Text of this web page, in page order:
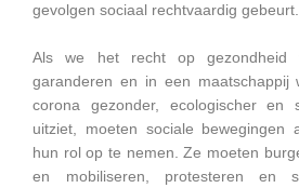
gevolgen sociaal rechtvaardig gebeurt.
Als we het recht op gezondheid
garanderen en in een maatschappij
corona gezonder, ecologischer en
uitziet, moeten sociale bewegingen
hun rol op te nemen. Ze moeten
en mobiliseren, protesteren en